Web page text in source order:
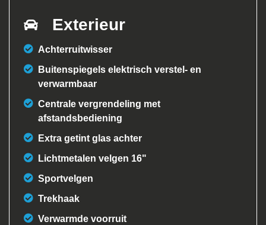
Exterieur
Achterruitwisser
Buitenspiegels elektrisch verstel- en
verwarmbaar
Centrale vergrendeling met
afstandsbediening
Extra getint glas achter
Lichtmetalen velgen 16"
Sportvelgen
Trekhaak
Verwarmde voorruit